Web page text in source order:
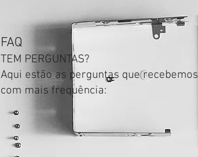
FAQ
TEM PERGUNTAS?
Aqui estão as perguntas que recebemos
com mais frequência: